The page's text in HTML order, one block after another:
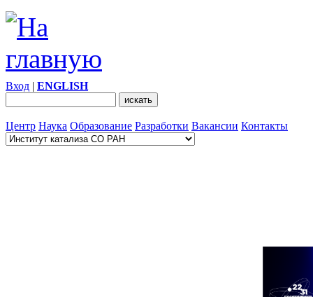
Вход | ENGLISH
Центр Наука Образование Разработки Вакансии Контакты